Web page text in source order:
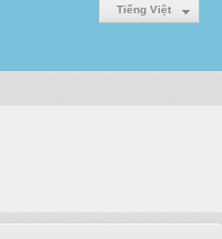
Tiếng Việt